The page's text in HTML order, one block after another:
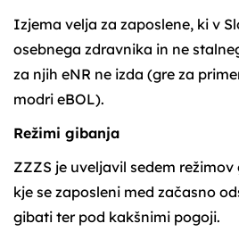
Izjema velja za zaposlene, ki v
osebnega zdravnika in ne
za njih eNR ne izda (gre za
modri eBOL).
Režimi gibanja
ZZZS je uveljavil sedem
kje se zaposleni med začasno
gibati ter pod kakšnimi pogoji.